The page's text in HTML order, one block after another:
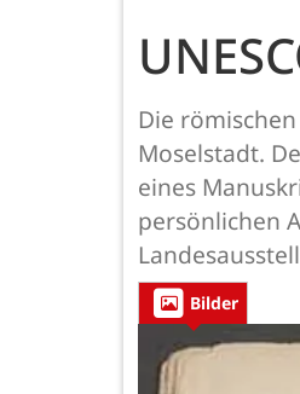
Die
Moselstadt.
eines
persönlichen
Bilder